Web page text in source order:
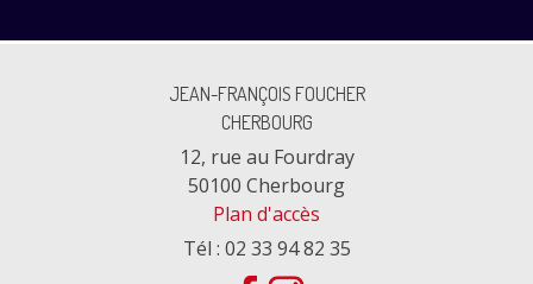
JEAN-FRANÇOIS FOUCHER
CHERBOURG
12, rue au Fourdray
50100 Cherbourg
Plan d'accès
Tél : 02 33 94 82 35